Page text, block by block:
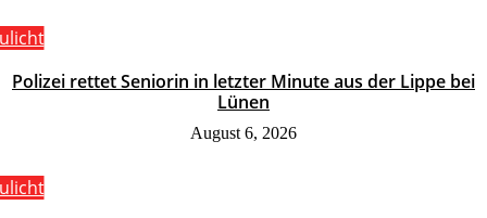
Polizei rettet Seniorin in letzter Minute aus der Lippe bei
Lünen
August 6, 2026